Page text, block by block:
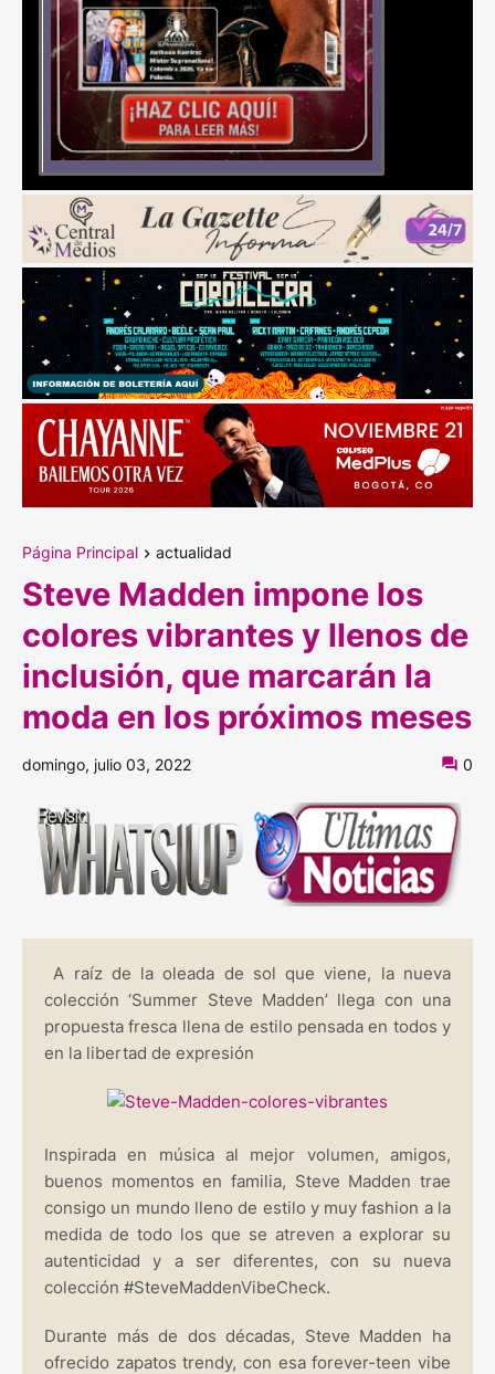
Página Principal actualidad
Steve Madden impone los
colores vibrantes y llenos de
inclusión, que marcarán la
moda en los próximos meses
domingo, julio 03, 2022 0
A raíz de la oleada de sol que viene, la nueva
colección ‘Summer Steve Madden’ llega con una
propuesta fresca llena de estilo pensada en todos y
en la libertad de expresión
Inspirada en música al mejor volumen, amigos,
buenos momentos en familia, Steve Madden trae
consigo un mundo lleno de estilo y muy fashion a la
medida de todo los que se atreven a explorar su
autenticidad y a ser diferentes, con su nueva
colección #SteveMaddenVibeCheck.
Durante más de dos décadas, Steve Madden ha
ofrecido zapatos trendy, con esa forever-teen vibe